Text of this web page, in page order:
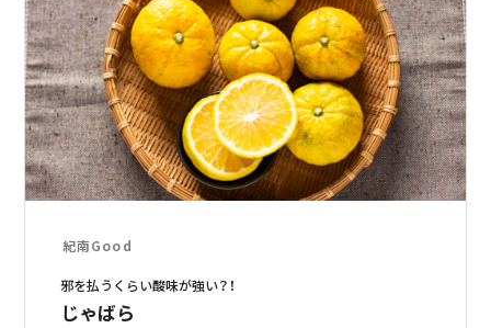
紀南Good
邪を払うくらい酸味が強い？！
じゃばら